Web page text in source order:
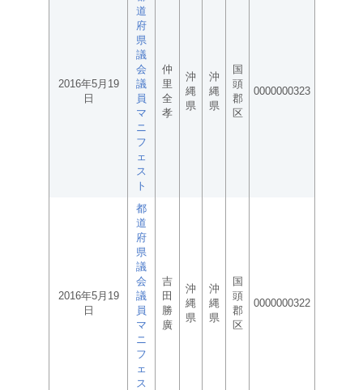
2016年5月19
日
道
府
県
議
会
議
員
マ
ニ
フ
ェ
ス
ト
仲
里
全
孝
沖
縄
県
沖
縄
県
国
頭
郡
区
0000000323
2016年5月19
日
都
道
府
県
議
会
議
員
マ
ニ
フ
ェ
ス
吉
田
勝
廣
沖
縄
県
沖
縄
県
国
頭
郡
区
0000000322